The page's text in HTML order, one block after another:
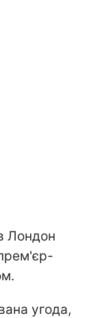
Лондон
угода,